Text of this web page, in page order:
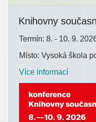
Knihovny
Termín: 8. - 10. 9.
Místo: Vysoká škola
Více informací